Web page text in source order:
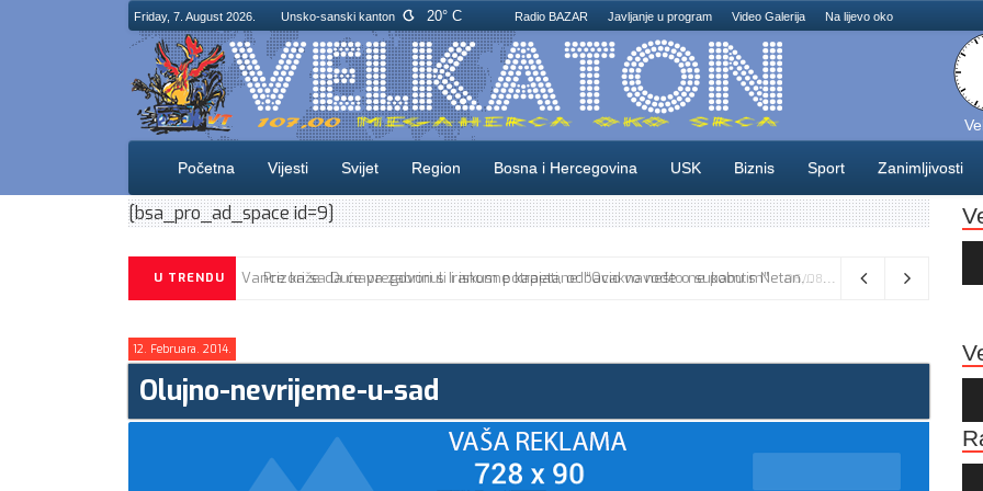
Friday, 7. August 2026. Unsko-sanski kanton 20° C Radio BAZAR Javljanje u program Video Galerija Na lijevo oko
Početna Vijesti Svijet Region Bosna i Hercegovina USK Biznis Sport Zanimljivosti
[bsa_pro_ad_space id=9]
U TRENDU Vance kaže da će pregovori s Iranom potrajati, odbacio navode o sukobu s Netanyahuom 06/08/2026
12. Februara. 2014.
Olujno-nevrijeme-u-sad